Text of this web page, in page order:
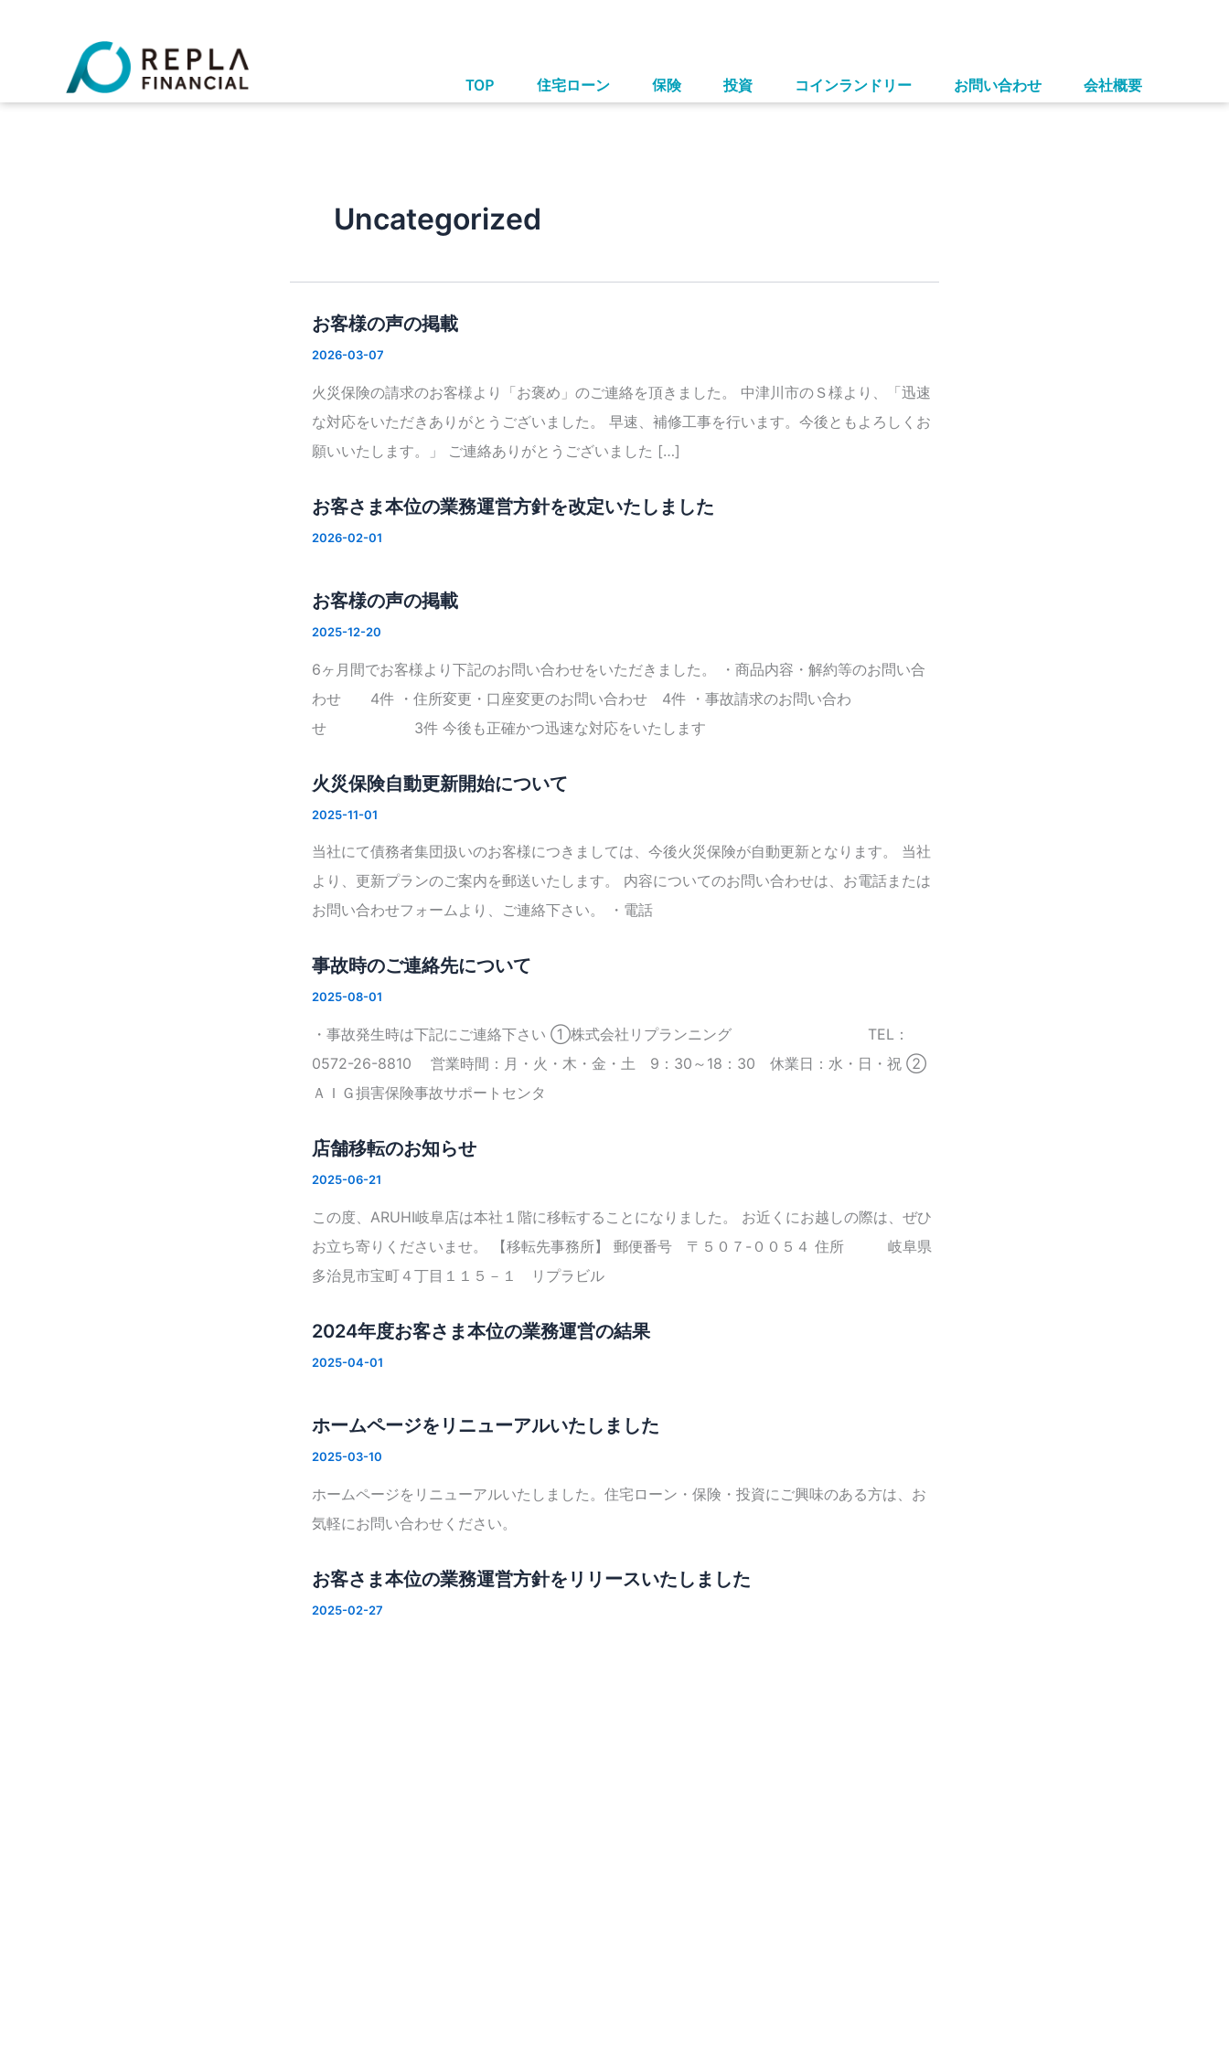
ス
TOP 住宅ローン 保険 投資 コインランドリー お問い合わせ 会社概要
Uncategorized
お客様の声の掲載
2026-03-07
火災保険の請求のお客様より「お褒め」のご連絡を頂きました。 中津川市のＳ様より、「迅速
な対応をいただきありがとうございました。 早速、補修工事を行います。今後ともよろしくお
願いいたします。」 ご連絡ありがとうございました […]
お客さま本位の業務運営方針を改定いたしました
2026-02-01
お客様の声の掲載
2025-12-20
6ヶ月間でお客様より下記のお問い合わせをいただきました。 ・商品内容・解約等のお問い合
わせ 4件 ・住所変更・口座変更のお問い合わせ 4件 ・事故請求のお問い合わ
せ 3件 今後も正確かつ迅速な対応をいたします
火災保険自動更新開始について
2025-11-01
当社にて債務者集団扱いのお客様につきましては、今後火災保険が自動更新となります。 当社
より、更新プランのご案内を郵送いたします。 内容についてのお問い合わせは、お電話または
お問い合わせフォームより、ご連絡下さい。 ・電話
事故時のご連絡先について
2025-08-01
・事故発生時は下記にご連絡下さい ①株式会社リプランニング TEL：
0572-26-8810 営業時間：月・火・木・金・土 9：30～18：30 休業日：水・日・祝 ②
ＡＩＧ損害保険事故サポートセンタ
店舗移転のお知らせ
2025-06-21
この度、ARUHI岐阜店は本社１階に移転することになりました。 お近くにお越しの際は、ぜひ
お立ち寄りくださいませ。 【移転先事務所】 郵便番号 〒５０７-００５４ 住所 岐阜県
多治見市宝町４丁目１１５－１ リプラビル
2024年度お客さま本位の業務運営の結果
2025-04-01
ホームページをリニューアルいたしました
2025-03-10
ホームページをリニューアルいたしました。住宅ローン・保険・投資にご興味のある方は、お
気軽にお問い合わせください。
お客さま本位の業務運営方針をリリースいたしました
2025-02-27